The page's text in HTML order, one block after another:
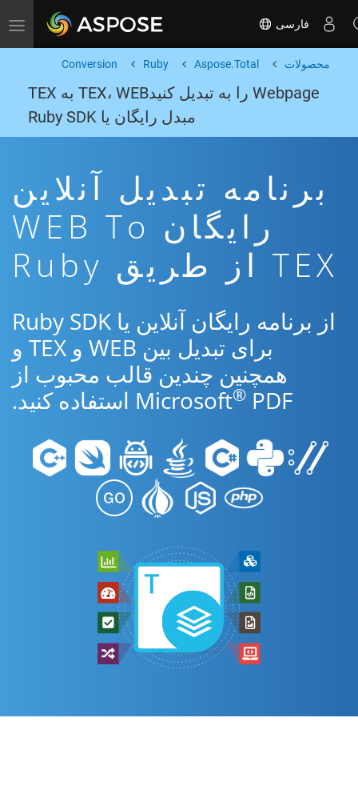
Toggle navigation فارسی
محصولات Aspose.Total
Ruby
Conversion
Webpage را به تبدیل کنیدTEX، WEB به TEX
مبدل رایگان یا Ruby SDK
برنامه تبدیل آنلاین
رایگان WEB To
TEX از طریق Ruby
از برنامه رایگان آنلاین یا Ruby SDK
برای تبدیل بین WEB و TEX و
همچنین چندین قالب محبوب از
Microsoft® PDF استفاده کنید.